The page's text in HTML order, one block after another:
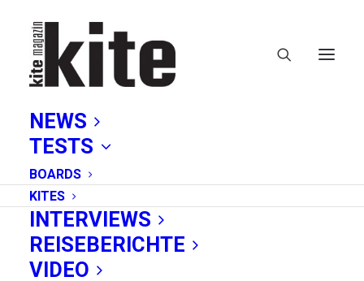
NEWS
TESTS
BOARDS
KITES
INTERVIEWS
REISEBERICHTE
VIDEO